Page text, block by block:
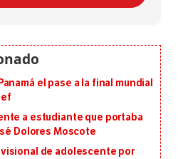
el pase a la final mundial
a estudiante que portaba
Dolores Moscote
de adolescente por